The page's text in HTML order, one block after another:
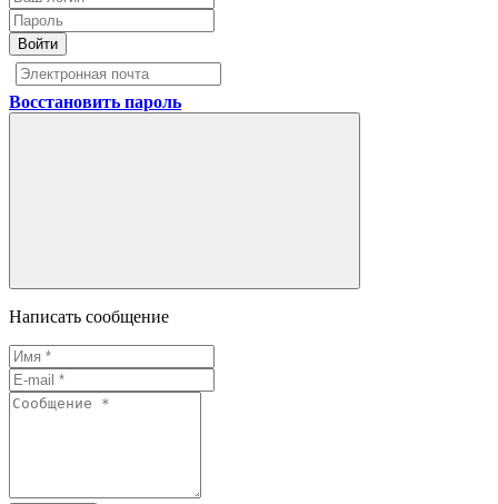
Войти
Восстановить пароль
Написать сообщение